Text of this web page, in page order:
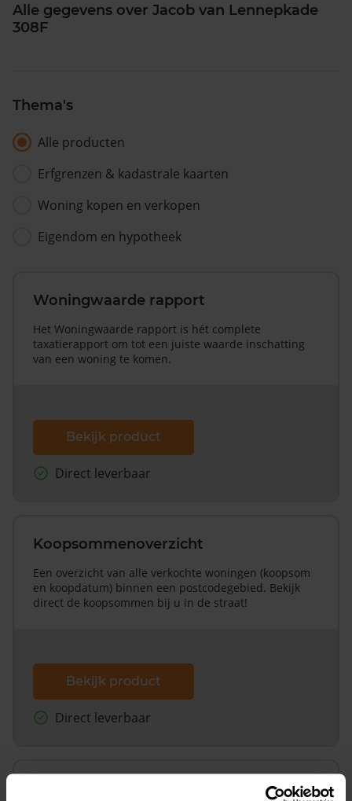
Alle gegevens over Jacob van Lennepkade
308F
Thema's
Alle producten
Erfgrenzen & kadastrale kaarten
Woning kopen en verkopen
Eigendom en hypotheek
Woningwaarde rapport
Het Woningwaarde rapport is hét complete
taxatierapport om tot een juiste waarde inschatting
van een woning te komen.
Bekijk product
Direct leverbaar
Koopsommenoverzicht
Een overzicht van alle verkochte woningen (koopsom
en koopdatum) binnen een postcodegebied. Bekijk
direct de koopsommen bij u in de straat!
Bekijk product
Direct leverbaar
Koopsommenoverzicht (1 jaar gratis